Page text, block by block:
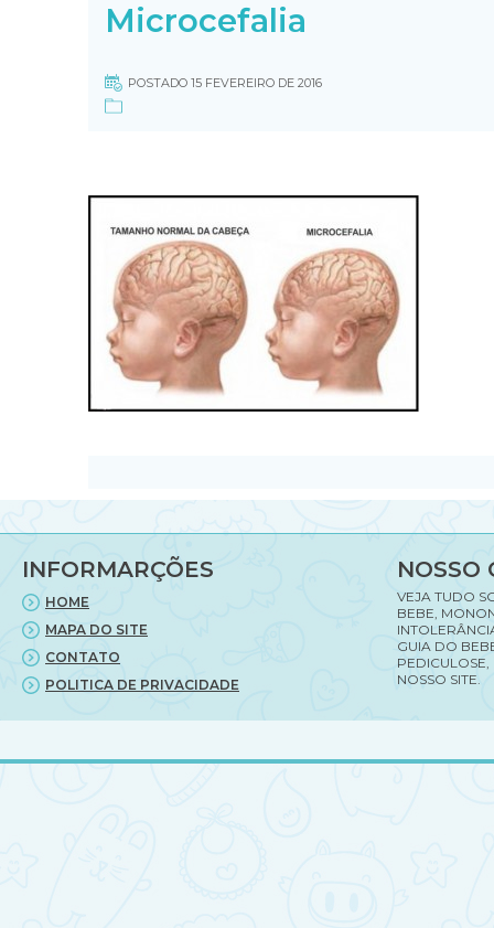
Microcefalia
POSTADO 15 FEVEREIRO DE 2016
INFORMARÇÕES
HOME
MAPA DO SITE
CONTATO
POLITICA DE PRIVACIDADE
NOSSO
VEJA TUDO
BEBE,
GUIA DO
PEDICULOSE,
NOSSO SITE.